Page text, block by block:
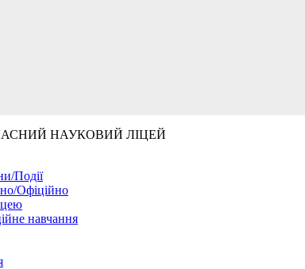
НАУКОВИЙ ЛІЦЕЙ
Події
Офіційно
навчання